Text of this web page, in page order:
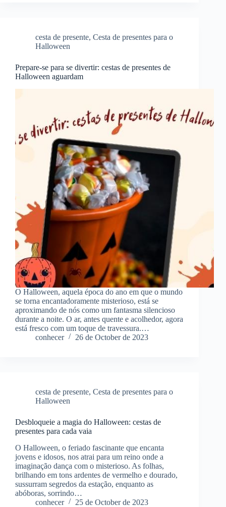
cesta de presente, Cesta de presentes para o
Halloween
Prepare-se para se divertir: cestas de presentes de
Halloween aguardam
O Halloween, aquela época do ano em que o mundo
se torna encantadoramente misterioso, está se
aproximando de nós como um fantasma silencioso
durante a noite. O ar, antes quente e acolhedor, agora
está fresco com um toque de travessura.…
conhecer
26 de October de 2023
cesta de presente, Cesta de presentes para o
Halloween
Desbloqueie a magia do Halloween: cestas de
presentes para cada vaia
O Halloween, o feriado fascinante que encanta
jovens e idosos, nos atrai para um reino onde a
imaginação dança com o misterioso. As folhas,
brilhando em tons ardentes de vermelho e dourado,
sussurram segredos da estação, enquanto as
abóboras, sorrindo…
conhecer
25 de October de 2023